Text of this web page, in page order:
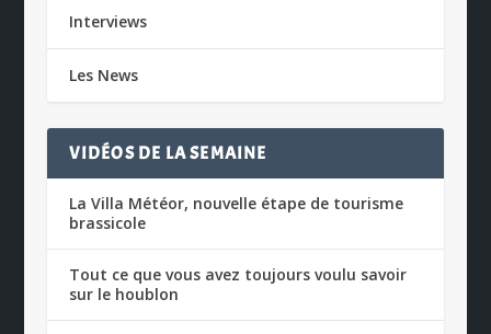
Interviews
Les News
VIDÉOS DE LA SEMAINE
La Villa Météor, nouvelle étape de tourisme
brassicole
Tout ce que vous avez toujours voulu savoir
sur le houblon